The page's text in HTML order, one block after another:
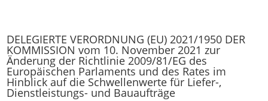
DELEGIERTE VERORDNUNG (EU) 2021/1950 DER
KOMMISSION vom 10. November 2021 zur
Änderung der Richtlinie 2009/81/EG des
Europäischen Parlaments und des Rates im
Hinblick auf die Schwellenwerte für Liefer-,
Dienstleistungs- und Bauaufträge